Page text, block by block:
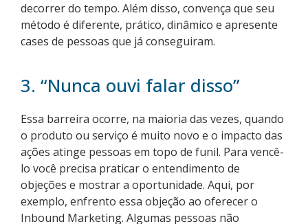
decorrer do tempo. Além disso, convença que seu
método é diferente, prático, dinâmico e apresente
cases de pessoas que já conseguiram.
3. “Nunca ouvi falar disso”
Essa barreira ocorre, na maioria das vezes, quando
o produto ou serviço é muito novo e o impacto das
ações atinge pessoas em topo de funil. Para vencê-
lo você precisa praticar o entendimento de
objeções e mostrar a oportunidade. Aqui, por
exemplo, enfrento essa objeção ao oferecer o
Inbound Marketing. Algumas pessoas não